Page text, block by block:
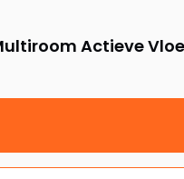
Actieve